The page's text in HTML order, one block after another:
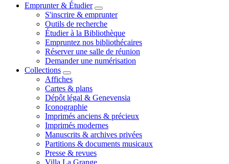
Emprunter & Étudier
S'inscrire & emprunter
Outils de recherche
Étudier à la Bibliothèque
Empruntez nos bibliothécaires
Réserver une salle de réunion
Demander une numérisation
Collections
Affiches
Cartes & plans
Dépôt légal & Genevensia
Iconographie
Imprimés anciens & précieux
Imprimés modernes
Manuscrits & archives privées
Partitions & documents musicaux
Presse & revues
Villa La Grange